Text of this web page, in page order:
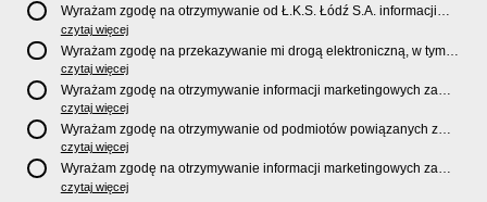
promocjach, nowościach, biletach, karnetach, ofercie sklepu U2
Store oraz serwisu bilety.lkslodz.pl i innych produktach oraz
usługach oferowanych przez Ł.K.S. Łódź S.A.
Wyrażam zgodę na otrzymywanie od Ł.K.S. Łódź S.A. informacji
marketingowych dotyczących działalności spółki, ofert, wydarzeń i
produktów za pośrednictwem wiadomości SMS oraz połączeń
telefonicznych.
czytaj więcej
Wyrażam zgodę na przekazywanie mi drogą elektroniczną, w tym
pocztą e-mail, informacji handlowych i marketingowych o
produktach, usługach i działalnościSponsorów i PartnerówŁ.K.S.
Łódź S.A.
czytaj więcej
Wyrażam zgodę na otrzymywanie informacji marketingowych za
pośrednictwem wiadomości SMS oraz połączeń telefonicznych
odSponsorów i PartnerówŁ.K.S. Łódź S.A.
czytaj więcej
Wyrażam zgodę na otrzymywanie od podmiotów powiązanych z
Ł.K.S. Łódź S.A., tj. Fundacji ŁKS oraz Sport Catering sp. z
o.o. informacji marketingowych oraz informacji handlowych o
nowościach, produktach, usługach i działalności drogą
czytaj więcej
Wyrażam zgodę na otrzymywanie informacji marketingowych za
pośrednictwem wiadomości SMS oraz połączeń telefonicznych od
czytaj więcej